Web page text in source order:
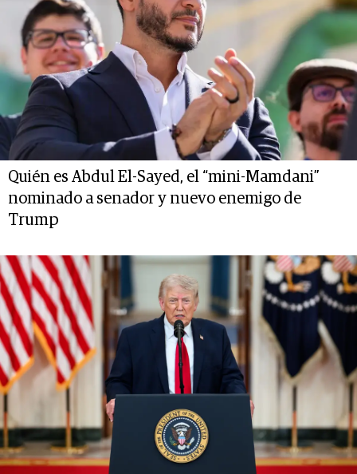
Quién es Abdul El-Sayed, el “mini-Mamdani”
nominado a senador y nuevo enemigo de
Trump